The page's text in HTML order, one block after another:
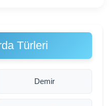
Türleri
Demir